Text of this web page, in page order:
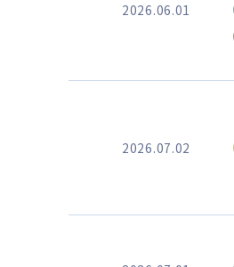
2026.06.01
2026.07.02